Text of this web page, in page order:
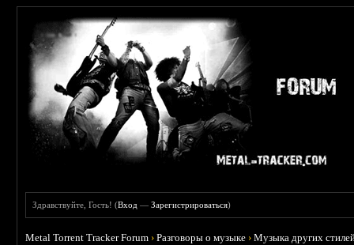
Здравствуйте, Гость! (Вход —Зарегистрироваться)
Metal Torrent Tracker Forum ›Разговоры о музыке ›Музыка других